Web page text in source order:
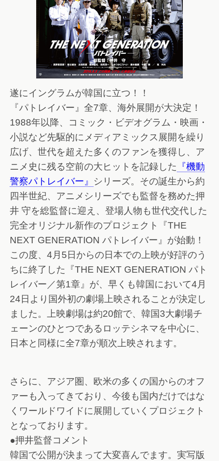
遂にイングラムが韓国に立つ！！
『パトレイバー』全7章、海外展開が大決定！
1988年以降、コミック・ビデオグラム・映画・
小説など先駆的にメディアミックス展開を繰り
広げ、世代を超えた多くのファンを獲得し、ア
ニメ史に残る空前の大ヒットを記録した 『機動
警察パトレイバー』 シリーズ。その誕生から約
四半世紀、アニメシリーズでも監督を務めた押
井 守を総監督に迎え、登場人物も世代交代した
完全オリジナル新作のプロジェクト『THE
NEXT GENERATION パトレイバー』が始動！
この度、4月5日からの日本での上映が好評のう
ちに終了した『THE NEXT GENERATION パト
レイバー／第1章』が、早くも韓国において4月
24日より国外初の劇場上映されることが決定し
ました。上映劇場は約20館で、韓国3大劇場チ
ェーンのひとつであるロッテシネマを中心に、
日本と同様に全7章が順次上映されます。
さらに、アジア圏、欧米の多くの国からのオフ
ァーも入ってきており、今後も国内だけではな
くワールドワイドに展開していくプロジェクト
となっております。
●押井監督コメント
韓国で公開が決まって大変喜んでます。実写版